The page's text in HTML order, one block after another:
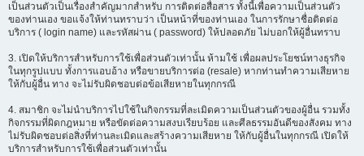
เป็นส่วนตัวเป็นเรื่องสำคัญมากสำหรับ การติดต่อสื่อสาร ทั้งนี้เพื่อความเป็นส่วนตัว
ของท่านเอง ขอแจ้งให้ท่านทราบว่า เป็นหน้าที่ของท่านเอง ในการรักษาชื่อติดต่อ
บริการ ( login name) และรหัสผ่าน ( password) ให้ปลอดภัย ไม่บอกให้ผู้อื่นทราบ
3. เปิดให้บริการสำหรับการใช้เพื่อส่วนตัวเท่านั้น ห้ามใช้ เพื่อผลประโยชน์ทางธุรกิจ
ในทุกรูปแบบ ทั้งการแอบอ้าง หรือขายบริการต่อ (resale) หากท่านทำความเสียหาย
ให้กับผู้อื่น ทาง จะไม่รับผิดชอบต่อข้อเสียหายในทุกกรณี
4. สมาชิก จะไม่นำบริการไปใช้ในกิจกรรมที่ละเมิดความเป็นส่วนตัวของผู้อื่น รวมทั้ง
กิจกรรมที่ผิดกฎหมาย หรือขัดต่อความสงบเรียบร้อย และศีลธรรมอันดีของสังคม ทาง
ไม่รับผิดชอบต่อสิ่งที่ท่านละเมิดและสร้างความเสียหาย ให้กับผู้อื่นในทุกกรณี เปิดให้
บริการสำหรับการใช้เพื่อส่วนตัวเท่านั้น